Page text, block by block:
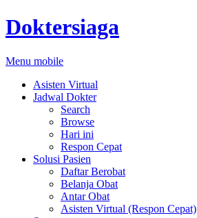
Doktersiaga
Menu mobile
Asisten Virtual
Jadwal Dokter
Search
Browse
Hari ini
Respon Cepat
Solusi Pasien
Daftar Berobat
Belanja Obat
Antar Obat
Asisten Virtual (Respon Cepat)